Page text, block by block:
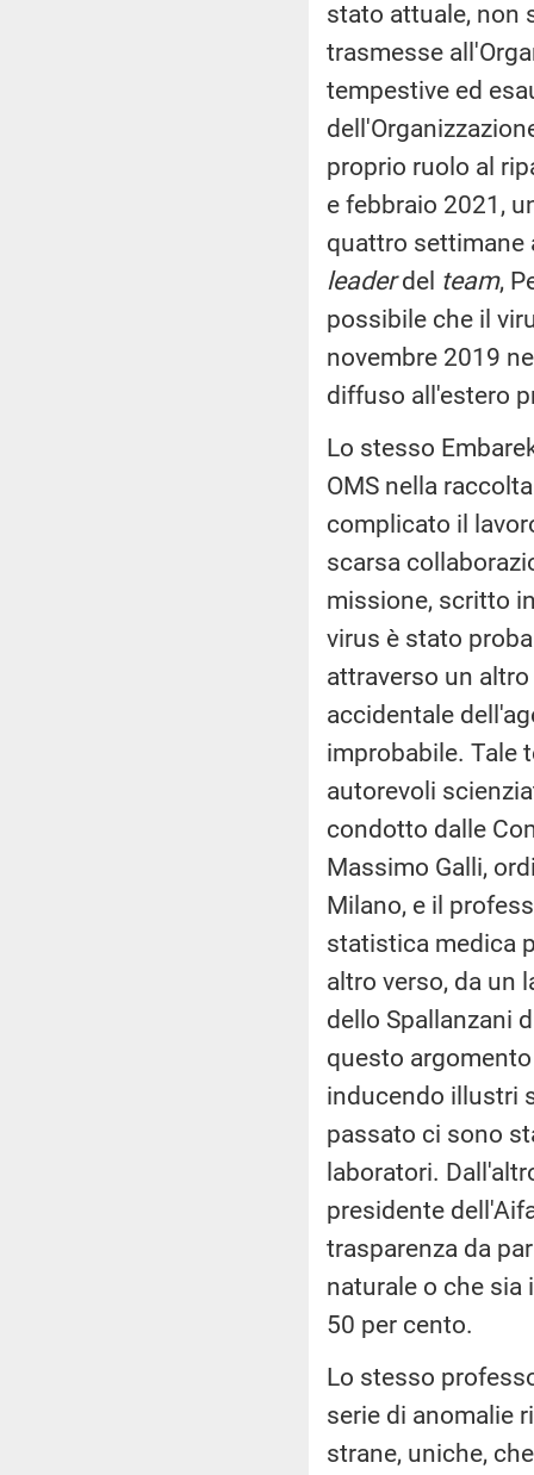
stato attuale, non
trasmesse
tempestive ed
proprio ruolo al
e febbraio 2021,
quattro settimane
leaderdel team,
possibile che il
novembre 2019
diffuso all'estero
Lo stesso
OMS nella
complicato il
scarsa
missione, scritto
virus è stato
attraverso un
accidentale
improbabile. Tale
autorevoli
condotto dalle
Massimo Galli,
Milano, e il
statistica medica
altro verso, da un
dello Spallanzani
questo
inducendo illustri
passato ci sono
laboratori.
presidente
trasparenza da
naturale o che
50 per cento.
Lo stesso
serie di anomalie
strane, uniche,